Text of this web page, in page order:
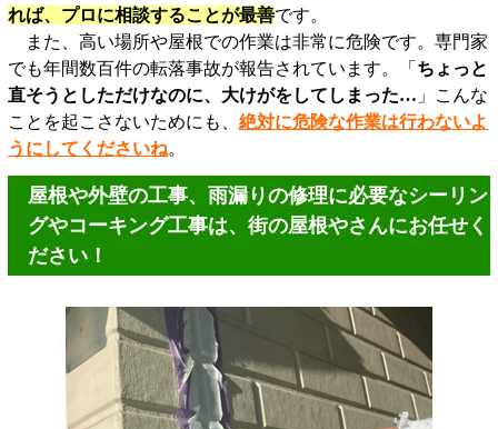
れば、プロに相談することが最善です。
また、高い場所や屋根での作業は非常に危険です。専門家
でも年間数百件の転落事故が報告されています。「 ちょっと
直そうとしただけなのに、大けがをしてしまった… 」こんな
ことを起こさないためにも、 絶対に危険な作業は行わないよ
うにしてくださいね。
屋根や外壁の工事、雨漏りの修理に必要なシーリン
グやコーキング工事は、街の屋根やさんにお任せく
ださい！